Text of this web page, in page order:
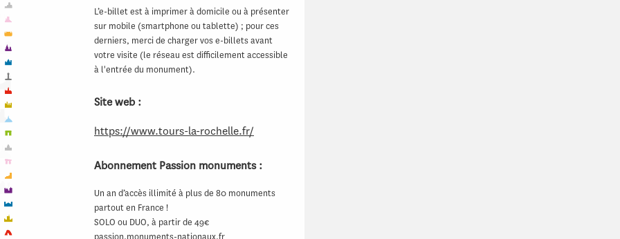
L’e-billet est à imprimer à domicile ou à présenter
sur mobile (smartphone ou tablette) ; pour ces
derniers, merci de charger vos e-billets avant
votre visite (le réseau est difficilement accessible
à l'entrée du monument).
Site web :
https://www.tours-la-rochelle.fr/
Abonnement Passion monuments :
Un an d’accès illimité à plus de 80 monuments
partout en France !
SOLO ou DUO, à partir de 49€
passion.monuments-nationaux.fr